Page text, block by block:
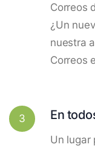
Correos
¿Un
nuestra
Correos
3 En
Un lugar